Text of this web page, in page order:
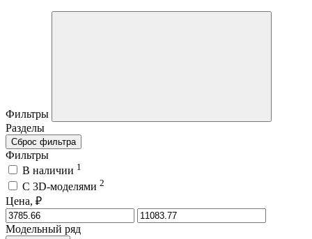
Фильтры
Разделы
Сброс фильтра
Фильтры
В наличии 1
C 3D-моделями 2
Цена, ₽
Модельный ряд